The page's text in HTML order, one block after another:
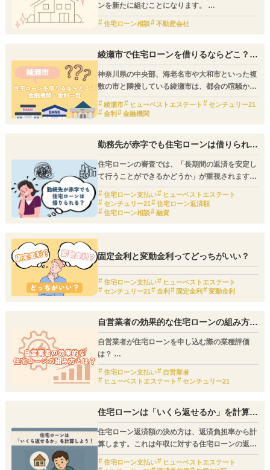
ンを新たに組むことになります。
既存の借金も少なくて、会社勤めも長く、それに
れば、
簡単に金融機関の審査を通過することでしょう。
住宅ローン相談 不動産会社
綾瀬市で住宅ローンを借りるならどこ？綾
瀬市内の金融機関・金利一覧
神奈川県の中央部、海老名市や大和市といった複
数の市と隣接している綾瀬市は、都会の喧騒から
離れた町並みが魅力的な都市です。
ており、頭上を飛び交う飛行機などの騒音に対処
する必要はありますが、住まいに対する防音設備
や窓を締め切っても快適に過ごすために必要な冷
暖房の設置費用を自治体から補助してもらえま
す。
綾瀬市 ヒューベストエステート
センチュリー21
金利
金融機関
勤務先が赤字でも住宅ローンは借りられ
る？
住宅ローンの審査では、「長期間の返済を安定し
て行うことができるかどうか」が重視されます。
そのため、職業や勤務先、年収等が重要な審査項
目とされています。
勤務先は源泉徴収票などで確認し、帝国データバ
ンクや商工リサーチ、会社四季報等のデータで情
住宅ローン支払い
ヒューベストエステート
センチュリー21
住宅ローン返済額
住宅ローン相談
融資
固定金利と変動金利ってどっちがいい？
住宅ローン支払い
ヒューベストエステート
センチュリー21
金利 固定金利 変動金利
自営業者の効果的な住宅ローンの組み方と
は
自営業者が住宅ローンを申し込む際の業種評価
は？
自営業者の場合、収入が景気や事業の波に左右さ
れ安定しないという理由で、住宅ローンの審査が
厳しくなりがちです。
安定した継続的な収入があるかどうかの基準の一
つとして、事業の業種が流行り廃りのものではな
いか、一過性のものでないかなどに注目する金融
住宅ローン支払い
自営業者
ヒューベストエステート
センチュリー21
住宅ローンは「いくら返せるか」を計算し
よう！
住宅ローン返済額の決め方は、返済負担率から計
算します。これは年収に対する住宅ローンの返済
額の割合を指します。
住宅ローン支払い
ヒューベストエステート